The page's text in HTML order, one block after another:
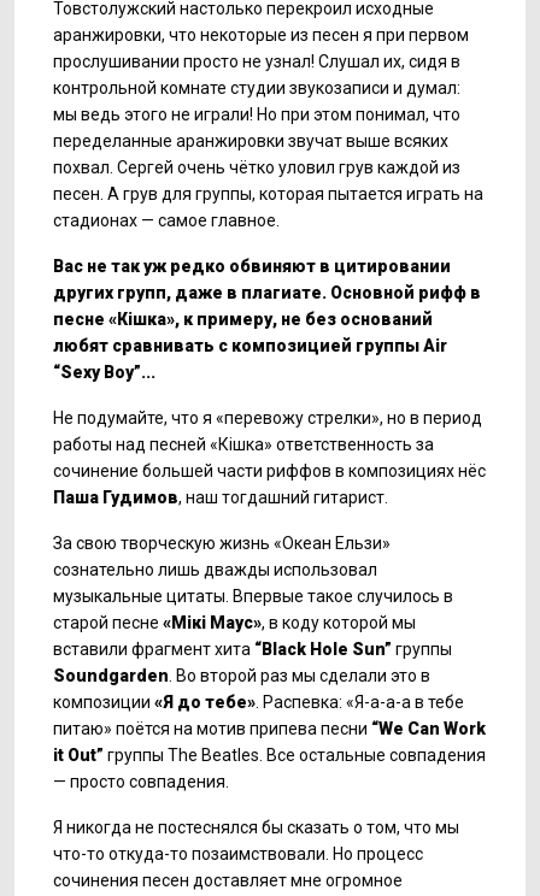
Товстолужский настолько перекроил исходные
аранжировки, что некоторые из песен я при первом
прослушивании просто не узнал! Слушал их, сидя в
контрольной комнате студии звукозаписи и думал:
мы ведь этого не играли! Но при этом понимал, что
переделанные аранжировки звучат выше всяких
похвал. Сергей очень чётко уловил грув каждой из
песен. А грув для группы, которая пытается играть на
стадионах — самое главное.
Вас не так уж редко обвиняют в цитировании
других групп, даже в плагиате. Основной рифф в
песне «Кішка», к примеру, не без оснований
любят сравнивать с композицией группыAir
“Sexy Boy”...
Не подумайте, что я «перевожу стрелки», но в период
работы над песней «Кішка» ответственность за
сочинение большей части риффов в композициях нёс
Паша Гудимов, наш тогдашний гитарист.
За свою творческую жизнь «Океан Ельзи»
сознательно лишь дважды использовал
музыкальные цитаты. Впервые такое случилось в
старой песне «Мікі Маус», в коду которой мы
вставили фрагмент хита “Black Hole Sun” группы
Soundgarden . Во второй раз мы сделали это в
композиции «Я до тебе» . Распевка: «Я-а-а-а в тебе
питаю» поётся на мотив припева песни “We Can Work
it Out” группы The Beatles. Все остальные совпадения
— просто совпадения.
Я никогда не постеснялся бы сказать о том, что мы
что-то откуда-то позаимствовали. Но процесс
сочинения песен доставляет мне огромное